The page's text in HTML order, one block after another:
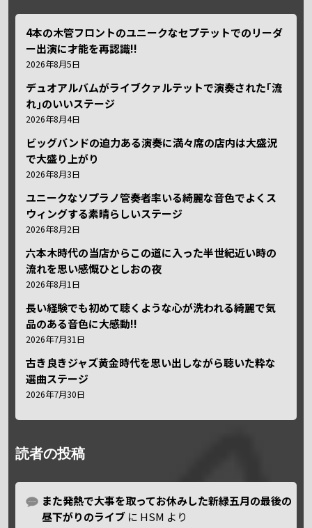
4本の木管フロントのユニークなセプテットでのリーダ
ー出演に才能を再認識!!
2026年8月5日
デュオアルバムがライブクァルテットで演奏された｢流
れ｣のいいステージ
2026年8月4日
ビッグバンドの迫力ある演奏に満々席の店内は大盛況
で大盛り上がり
2026年8月3日
ユニークなソプラノ管奏者率いる綺麗な音色でよくス
ウィングする素晴らしいステージ
2026年8月2日
六本木時代の当店からこの道に入った半世紀近い時の
流れを思い感慨ひとしおの夜
2026年8月1日
長い経験でも初めて聴くような心が洗われる綺麗で気
品のある音色に大感動!!
2026年7月31日
古き良きジャズ黄金時代を思い出しながら聴いた粋な
選曲ステージ
2026年7月30日
読者の投稿
また発熱で大事を取ってお休みした新緑五月の最後の
昼下がりのライブ に HSM より